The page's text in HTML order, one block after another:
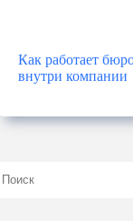
Как работает
внутри компании